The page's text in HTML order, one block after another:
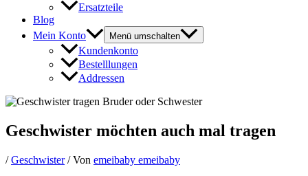
Ersatzteile
Blog
Mein Konto
Menü umschalten
Kundenkonto
Bestelllungen
Addressen
Geschwister möchten auch mal tragen
/Geschwister/ Von emeibaby emeibaby